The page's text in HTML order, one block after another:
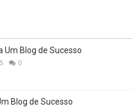
Um Blog de Sucesso
0
Blog de Sucesso